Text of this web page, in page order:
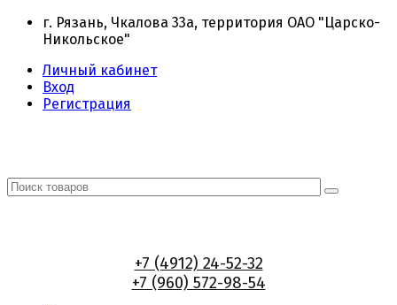
г. Рязань, Чкалова 33а, территория ОАО "Царско-
Никольское"
Личный кабинет
Вход
Регистрация
+7 (4912) 24-52-32
+7 (960) 572-98-54